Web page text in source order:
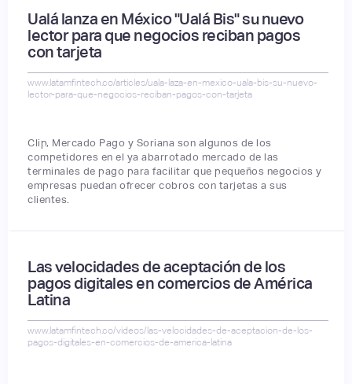
Ualá lanza en México "Ualá Bis" su nuevo
lector para que negocios reciban pagos
con tarjeta
www.latamfintech.co/articles/uala-laza-en-mexico-uala-bis-su-nuevo-
lector-para-que-negocios-reciban-pagos-con-tarjeta
Clip, Mercado Pago y Soriana son algunos de los
competidores en el ya abarrotado mercado de las
terminales de pago para facilitar que pequeños negocios y
empresas puedan ofrecer cobros con tarjetas a sus
clientes.
Las velocidades de aceptación de los
pagos digitales en comercios de América
Latina
www.latamfintech.co/videos/las-velocidades-de-aceptacion-de-los-
pagos-digitales-en-comercios-de-america-latina